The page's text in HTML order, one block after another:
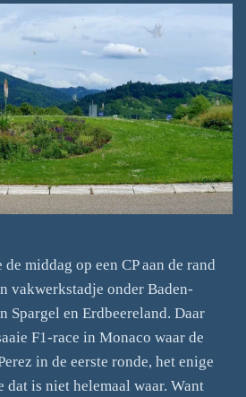
middag op een CP aan de rand
vakwerkstadje onder Baden-
Spargel en Erdbeereland. Daar
F1-race in Monaco waar de
in de eerste ronde, het enige
dat is niet helemaal waar. Want